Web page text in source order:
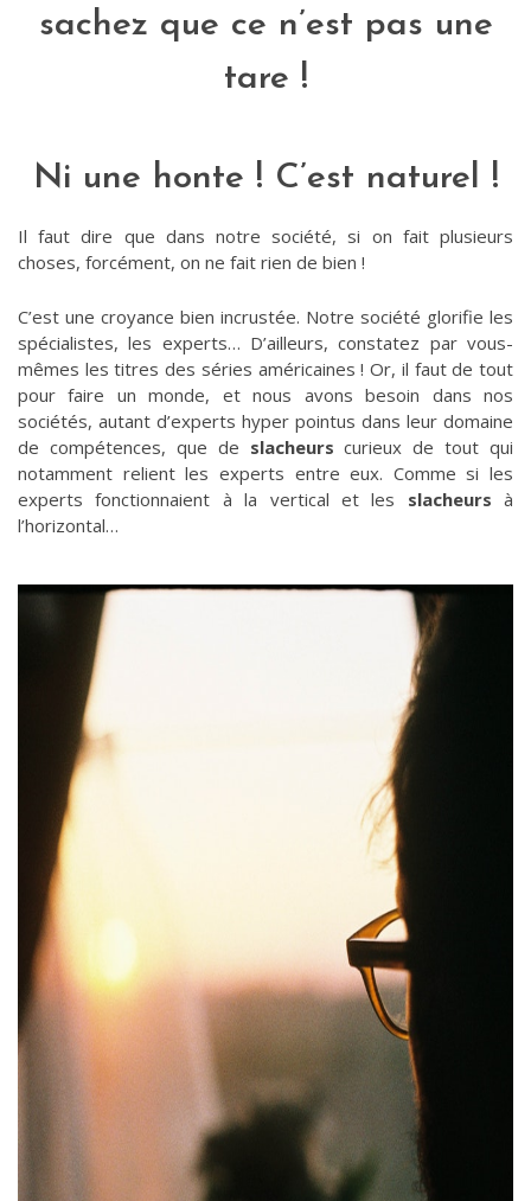
sachez que ce n’est pas une
tare !
Ni une honte ! C’est naturel !
Il faut dire que dans notre société, si on fait plusieurs
choses, forcément, on ne fait rien de bien !
C’est une croyance bien incrustée. Notre société glorifie les
spécialistes, les experts… D’ailleurs, constatez par vous-
mêmes les titres des séries américaines ! Or, il faut de tout
pour faire un monde, et nous avons besoin dans nos
sociétés, autant d’experts hyper pointus dans leur domaine
de compétences, que de slacheurs curieux de tout qui
notamment relient les experts entre eux. Comme si les
experts fonctionnaient à la vertical et les slacheurs à
l’horizontal…